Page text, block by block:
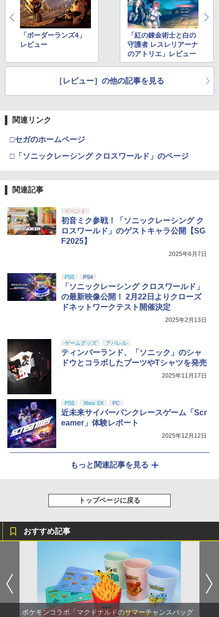
「ボーダーランズ4」
レビュー
「紅の錬金術士と白の
守護者 レスレリアーナ
のアトリエ」レビュー
［レビュー］の他の記事を見る
関連リンク
□セガのホームページ
□「ソニックレーシング クロスワールド」のページ
関連記事
イベント
初音ミク参戦！「ソニックレーシング ク
ロスワールド」のゲストキャラ公開【SG
F2025】
2025年6月7日
PS5 PS4
「ソニックレーシング クロスワールド」
の最新映像公開！ 2月22日よりクローズ
ドネットワークテスト開催決定
2025年2月13日
ゲームグッズ アパレル
ティンバーランド、「ソニック」のシャ
ドウとコラボしたブーツやTシャツを発売
2025年11月17日
PS5 Xbox SX PC
近未来サイバーパンクレースゲーム「Scr
eamer」体験レポート
2025年12月12日
もっと関連記事を見る
トップページに戻る
おすすめ記事
ポケモンコラボ「マクドナルドのサマーチャンスバッグ